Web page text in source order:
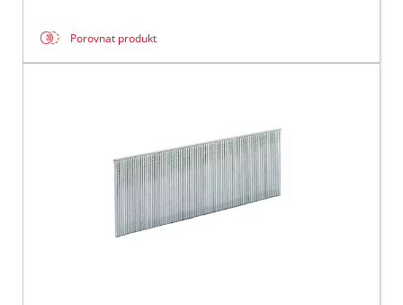
Porovnat produkt